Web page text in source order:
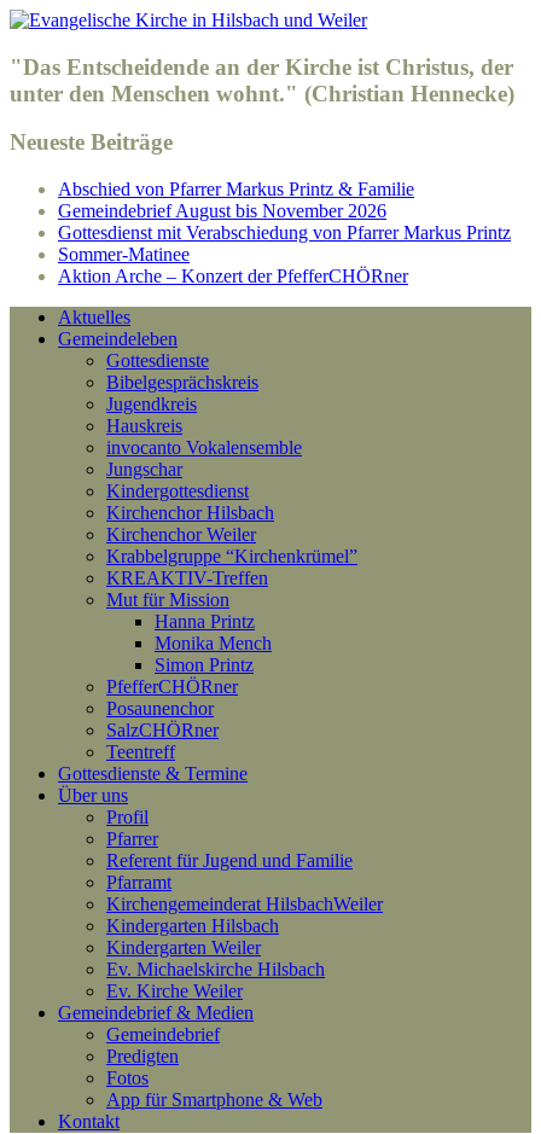
"Das Entscheidende an der Kirche ist Christus, der
unter den Menschen wohnt." (Christian Hennecke)
Neueste Beiträge
Abschied von Pfarrer Markus Printz & Familie
Gemeindebrief August bis November 2026
Gottesdienst mit Verabschiedung von Pfarrer Markus Printz
Sommer-Matinee
Aktion Arche – Konzert der PfefferCHÖRner
Aktuelles
Gemeindeleben
Gottesdienste
Bibelgesprächskreis
Jugendkreis
Hauskreis
invocanto Vokalensemble
Jungschar
Kindergottesdienst
Kirchenchor Hilsbach
Kirchenchor Weiler
Krabbelgruppe “Kirchenkrümel”
KREAKTIV-Treffen
Mut für Mission
Hanna Printz
Monika Mench
Simon Printz
PfefferCHÖRner
Posaunenchor
SalzCHÖRner
Teentreff
Gottesdienste & Termine
Über uns
Profil
Pfarrer
Referent für Jugend und Familie
Pfarramt
Kirchengemeinderat HilsbachWeiler
Kindergarten Hilsbach
Kindergarten Weiler
Ev. Michaelskirche Hilsbach
Ev. Kirche Weiler
Gemeindebrief & Medien
Gemeindebrief
Predigten
Fotos
App für Smartphone & Web
Kontakt